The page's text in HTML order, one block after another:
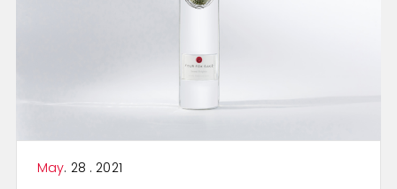
May. 28 . 2021